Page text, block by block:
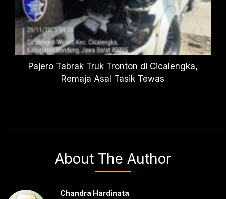
Pajero Tabrak Truk Tronton di Cicalengka,
Remaja Asal Tasik Tewas
About The Author
Chandra Hardinata